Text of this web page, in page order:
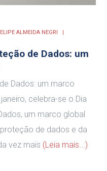
ALMEIDA NEGRI
de Dados: um
Dados: um marco
celebra-se o Dia
um marco global
de dados e da
vez mais (Leia mais...)